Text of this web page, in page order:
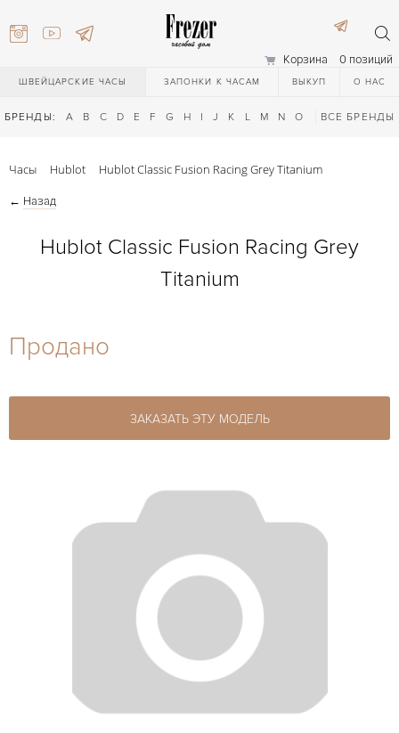
Корзина 0 позиций
ШВЕЙЦАРСКИЕ ЧАСЫ ЗАПОНКИ К ЧАСАМ ВЫКУП О НАС
БРЕНДЫ: A B C D E F G H I J K L M N O Q R S T
ВСЕ БРЕНДЫ
27-44
Часы Hublot Hublot Classic Fusion Racing Grey Titanium
← Назад
Hublot Classic Fusion Racing Grey
Titanium
Продано
ЗАКАЗАТЬ ЭТУ МОДЕЛЬ